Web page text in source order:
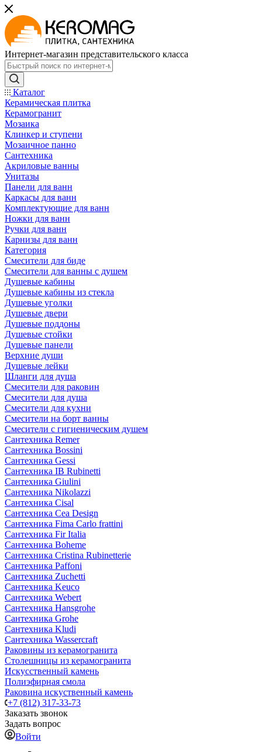
Интернет-магазин представительского класса
Каталог
Керамическая плитка
Керамогранит
Мозаика
Клинкер и ступени
Мозаичное панно
Сантехника
Акриловые ванны
Унитазы
Панели для ванн
Каркасы для ванн
Комплектующие для ванн
Ножки для ванн
Ручки для ванн
Карнизы для ванн
Категория
Смесители для биде
Смесители для ванны с душем
Душевые кабины
Душевые кабины из стекла
Душевые уголки
Душевые двери
Душевые поддоны
Душевые стойки
Душевые панели
Верхние души
Душевые лейки
Шланги для душа
Смесители для раковин
Смесители для душа
Смесители для кухни
Смесители на борт ванны
Смесители с гигиеническим душем
Сантехника Remer
Сантехника Bossini
Сантехника Gessi
Сантехника IB Rubinetti
Сантехника Giulini
Сантехника Nikolazzi
Сантехника Cisal
Сантехника Cea Design
Сантехника Fima Carlo frattini
Сантехника Fir Italia
Сантехника Boheme
Сантехника Cristina Rubinetterie
Сантехника Paffoni
Сантехника Zuchetti
Сантехника Keuco
Сантехника Webert
Сантехника Hansgrohe
Сантехника Grohe
Сантехника Kludi
Сантехника Wassercraft
Раковины из керамогранита
Столешницы из керамогранита
Искусственный камень
Полиэфирная смола
Раковина искуственный камень
+7 (812) 317-33-73
Заказать звонок
Задать вопрос
Войти